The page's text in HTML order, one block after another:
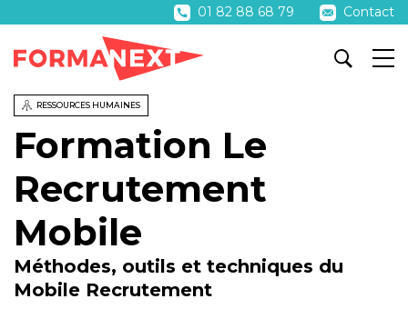
01 82 88 68 79 Contact
RESSOURCES HUMAINES
Formation Le
Recrutement
Mobile
Méthodes, outils et techniques du
Mobile Recrutement